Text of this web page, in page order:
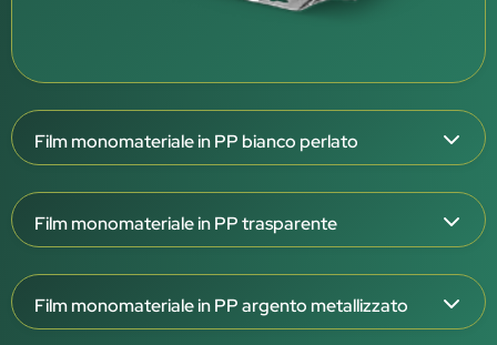
Film monomateriale in PP bianco perlato
Struttura triplex: OPP/OPPmet/CPP W
Barriera molto elevata (OTR <0,1 / WVTR <0,1)
Eccellente barriera ad aroma, grassi e raggi UV
Film monomateriale in PP trasparente
Struttura triplex: OPP/OPP/CPP T
Film monomateriale in PP argento metallizzato